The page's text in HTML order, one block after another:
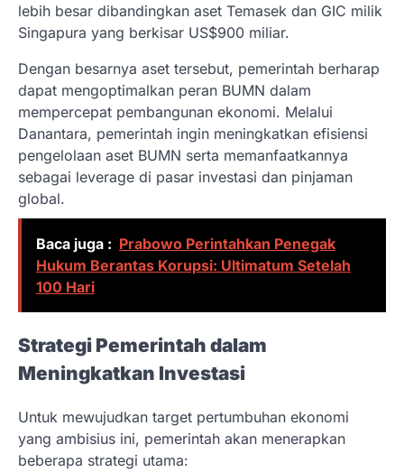
lebih besar dibandingkan aset Temasek dan GIC milik
Singapura yang berkisar US$900 miliar.
Dengan besarnya aset tersebut, pemerintah berharap
dapat mengoptimalkan peran BUMN dalam
mempercepat pembangunan ekonomi. Melalui
Danantara, pemerintah ingin meningkatkan efisiensi
pengelolaan aset BUMN serta memanfaatkannya
sebagai leverage di pasar investasi dan pinjaman
global.
Baca juga : Prabowo Perintahkan Penegak
Hukum Berantas Korupsi: Ultimatum Setelah
100 Hari
Strategi Pemerintah dalam
Meningkatkan Investasi
Untuk mewujudkan target pertumbuhan ekonomi
yang ambisius ini, pemerintah akan menerapkan
beberapa strategi utama: